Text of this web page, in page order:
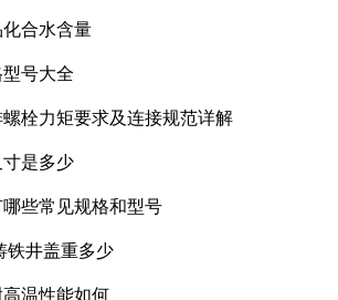
合水含量
号大全
栓力矩要求及连接规范详解
是多少
些常见规格和型号
铁井盖重多少
温性能如何